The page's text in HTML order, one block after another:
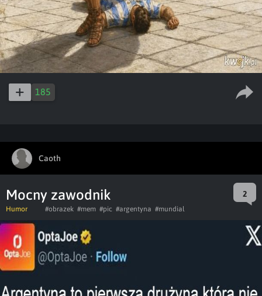
185
Caoth
Mocny zawodnik 2
Humor #obrazek #mem #pic #argentyna #mundial